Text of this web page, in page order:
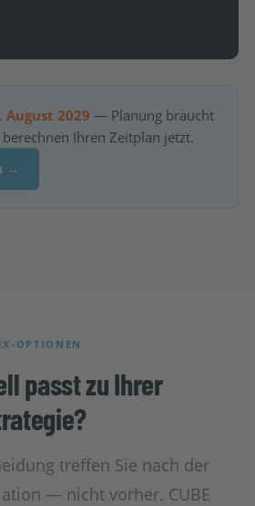
August 2029 — Planung braucht
Ihren Zeitplan jetzt.
→
OPTIONEN
passt zu Ihrer
treffen Sie nach der
— nicht vorher. CUBE